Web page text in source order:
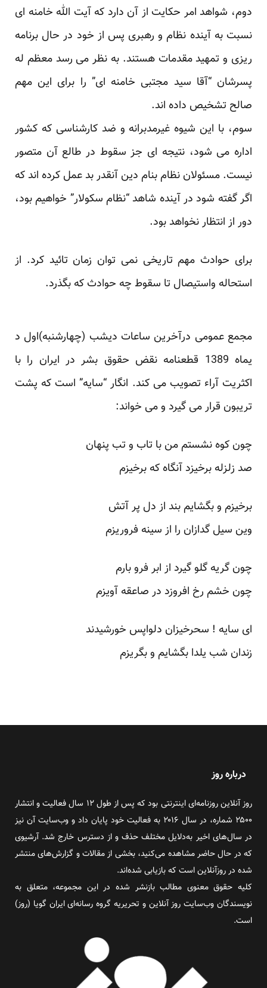
دوم، شواهد امر حکایت از آن دارد که آیت الله خامنه ای
نسبت به آینده نظام و رهبری پس از خود در حال برنامه
ریزی و تمهید مقدمات هستند. به نظر می رسد معظم له
پسرشان “آقا سید مجتبی خامنه ای” را برای این مهم
صالح تشخیص داده اند.
سوم، با این شیوه غیرمدبرانه و ضد کارشناسی که کشور
اداره می شود، نتیجه ای جز سقوط در طالع آن متصور
نیست. مسئولان نظام بنام دین آنقدر بد عمل کرده اند که
اگر گفته شود در آینده شاهد “نظام سکولار” خواهیم بود،
دور از انتظار نخواهد بود.
برای حوادث مهم تاریخی نمی توان زمان تائید کرد. از
استحاله واستیصال تا سقوط چه حوادث که بگذرد.
مجمع عمومی درآخرین ساعات دیشب (چهارشنبه)اول د
یماه 1389 قطعنامه نقض حقوق بشر در ایران را با
اکثریت آراء تصویب می کند. انگار “سایه” است که پشت
تریبون قرار می گیرد و می خواند:
چون کوه نشستم من با تاب و تب پنهان
صد زلزله برخیزد آنگاه که برخیزم
برخیزم و بگشایم بند از دل پر آتش
وین سیل گدازان را از سینه فروریزم
چون گریه گلو گیرد از ابر فرو بارم
چون خشم رخ افروزد در صاعقه آویزم
ای سایه ! سحرخیزان دلواپس خورشیدند
زندان شب یلدا بگشایم و بگریزم
درباره روز
روز آنلاین روزنامه‌ای اینترنتی بود که پس از طول ۱۲ سال فعالیت و انتشار
۲۵۰۰ شماره، در سال ۲۰۱۶ به فعالیت خود پایان داد و وب‌سایت آن نیز
در سال‌های اخیر به‌دلایل مختلف حذف و از دسترس خارج شد. آرشیوی
که در حال حاضر مشاهده می‌کنید، بخشی از مقالات و گزارش‌های منتشر
شده در روزآنلاین است که بازیابی شده‌اند.
کلیه حقوق معنوی مطالب بازنشر شده در این مجموعه، متعلق به
نویسندگان وب‌سایت روز آنلاین و تحریریه گروه رسانه‌ای ایران گویا (روز)
است.